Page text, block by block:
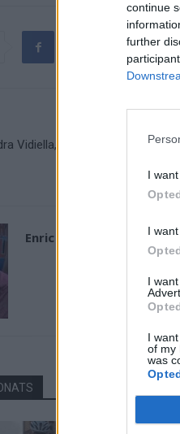
continue
further
I
I
I
I
of my
was
Vidiella, dominen a la Cursa
Enric Alguero